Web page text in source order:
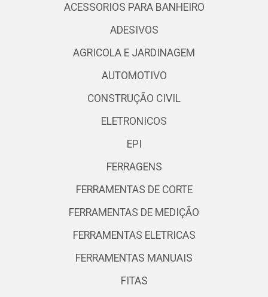
ACESSORIOS PARA BANHEIRO
ADESIVOS
AGRICOLA E JARDINAGEM
AUTOMOTIVO
CONSTRUÇÃO CIVIL
ELETRONICOS
EPI
FERRAGENS
FERRAMENTAS DE CORTE
FERRAMENTAS DE MEDIÇÃO
FERRAMENTAS ELETRICAS
FERRAMENTAS MANUAIS
FITAS